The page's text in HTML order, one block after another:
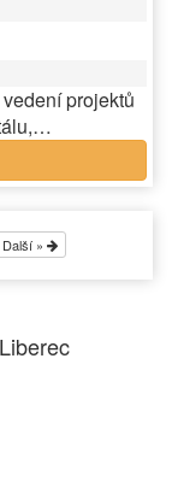
projektů
Další »